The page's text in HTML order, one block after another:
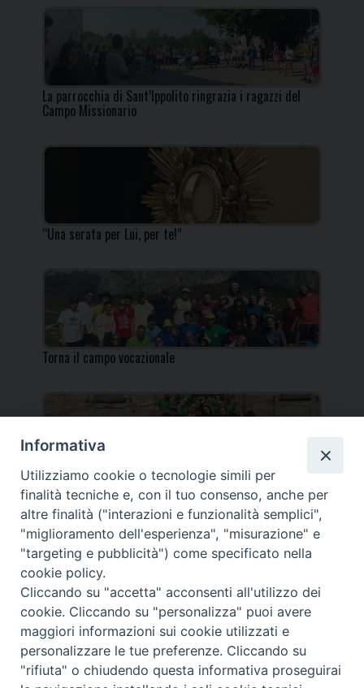
La parrocchia di Sant’Ippolito ringrazia i ragazzi del
Campo Missionario
“Una serata per Lui, per te!”
Torna il campo vocazionale
Torna il Campo Missionario Diocesano
_____________________________________________________
_____________________________
DIOCESI DI FANO FOSSOMBRONE CAGLI PERGOLA | Via Roma,
118 - 61032 FANO (PU) |
Tel. 0721 803737 o 826044 | Cod. Fiscale 90003900413
Note legali| Privacy
Informativa
Utilizziamo cookie o tecnologie simili per
finalità tecniche e, con il tuo consenso, anche per
altre finalità ("interazioni e funzionalità semplici",
"miglioramento dell'esperienza", "misurazione" e
"targeting e pubblicità") come specificato nella
cookie policy.
Cliccando su "accetta" acconsenti all'utilizzo dei
cookie. Cliccando su "personalizza" puoi avere
maggiori informazioni sui cookie utilizzati e
personalizzare le tue preferenze. Cliccando su
"rifiuta" o chiudendo questa informativa proseguirai